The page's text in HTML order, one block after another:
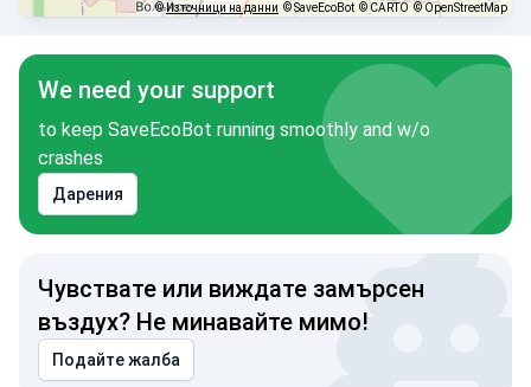
©Източници на данни © SaveEcoBot © CARTO © OpenStreetMap
We need your support
to keep SaveEcoBot running smoothly and w/o
crashes
Дарения
Чувствате или виждате замърсен
въздух? Не минавайте мимо!
Подайте жалба